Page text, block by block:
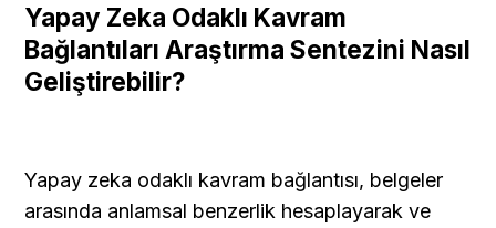
Yapay Zeka Odaklı Kavram
Bağlantıları Araştırma Sentezini Nasıl
Geliştirebilir?
Yapay zeka odaklı kavram bağlantısı, belgeler
arasında anlamsal benzerlik hesaplayarak ve